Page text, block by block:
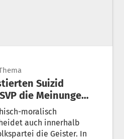
die Meinungen
moralisch
auch innerhalb
die Geister. In